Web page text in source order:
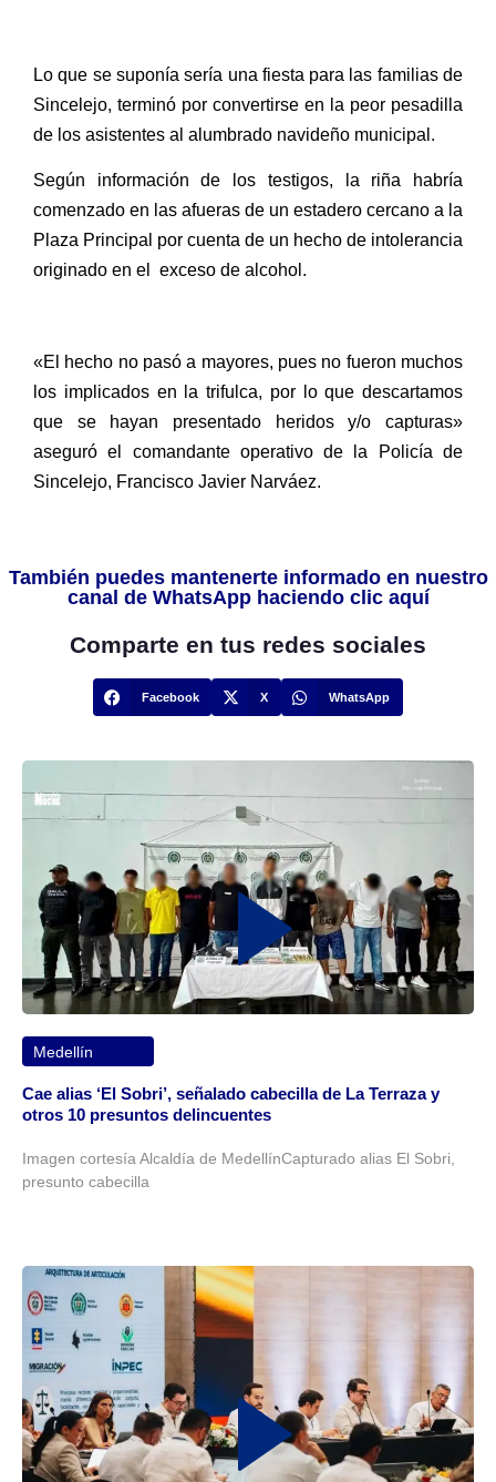
Lo que se suponía sería una fiesta para las familias de
Sincelejo, terminó por convertirse en la peor pesadilla
de los asistentes al alumbrado navideño municipal.
Según información de los testigos, la riña habría
comenzado en las afueras de un estadero cercano a la
Plaza Principal por cuenta de un hecho de intolerancia
originado en el exceso de alcohol.
«El hecho no pasó a mayores, pues no fueron muchos
los implicados en la trifulca, por lo que descartamos
que se hayan presentado heridos y/o capturas»
aseguró el comandante operativo de la Policía de
Sincelejo, Francisco Javier Narváez.
También puedes mantenerte informado en nuestro
canal de WhatsApp haciendo clic aquí
Comparte en tus redes sociales
Facebook X WhatsApp
Medellín
Cae alias ‘El Sobri’, señalado cabecilla de La Terraza y
otros 10 presuntos delincuentes
Imagen cortesía Alcaldía de MedellínCapturado alias El Sobri,
presunto cabecilla